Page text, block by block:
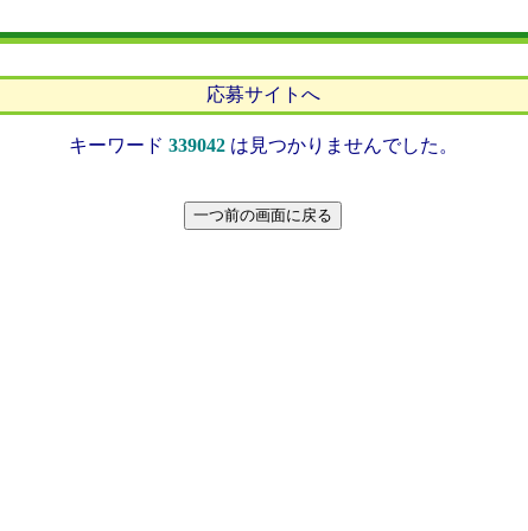
応募サイトへ
キーワード 339042は見つかりませんでした。